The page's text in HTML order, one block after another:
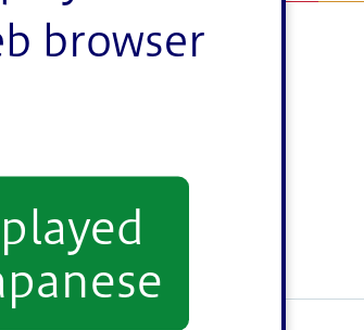
browser